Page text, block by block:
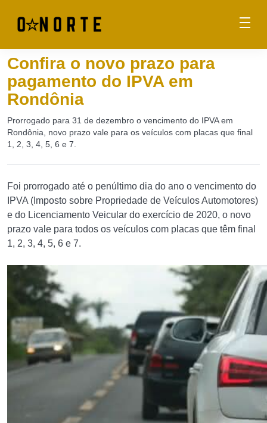
Confira o novo prazo para
pagamento do IPVA em
Rondônia
Prorrogado para 31 de dezembro o vencimento do IPVA em
Rondônia, novo prazo vale para os veículos com placas que final
1, 2, 3, 4, 5, 6 e 7.
Foi prorrogado até o penúltimo dia do ano o vencimento do
IPVA (Imposto sobre Propriedade de Veículos Automotores)
e do Licenciamento Veicular do exercício de 2020, o novo
prazo vale para todos os veículos com placas que têm final
1, 2, 3, 4, 5, 6 e 7.